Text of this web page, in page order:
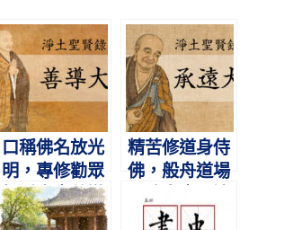
口稱佛名放光
明，專修勸眾
歸淨土｜善導
大師｜淨土聖
精苦修道身侍
佛，般舟道場
彌陀寺｜承遠
大師｜淨土聖